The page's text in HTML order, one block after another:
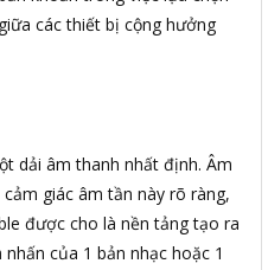
các thiết bị cộng hưởng
dải âm thanh nhất định. Âm
giác âm tần này rõ ràng,
được cho là nền tảng tạo ra
của 1 bản nhạc hoặc 1